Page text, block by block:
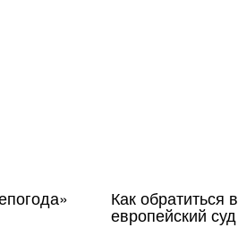
Как обратиться в
европейский суд